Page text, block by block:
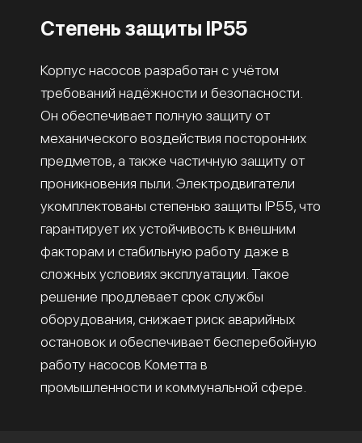
Степень защиты IP55
Корпус насосов разработан с учётом
требований надёжности и безопасности.
Он обеспечивает полную защиту от
механического воздействия посторонних
предметов, а также частичную защиту от
проникновения пыли. Электродвигатели
укомплектованы степенью защиты IP55, что
гарантирует их устойчивость к внешним
факторам и стабильную работу даже в
сложных условиях эксплуатации. Такое
решение продлевает срок службы
оборудования, снижает риск аварийных
остановок и обеспечивает бесперебойную
работу насосов Кометта в
промышленности и коммунальной сфере.